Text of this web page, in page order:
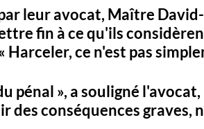
leur avocat, Maître
fin à ce qu'ils
Harceler, ce n'est pas
pénal », a souligné
des conséquences graves,